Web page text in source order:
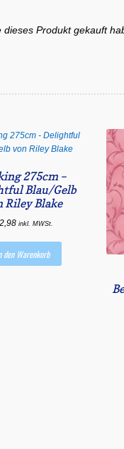
Produkt gekauft
275cm –
Blau/Gelb
Riley Blake
inkl. MWSt.
den Warenkorb